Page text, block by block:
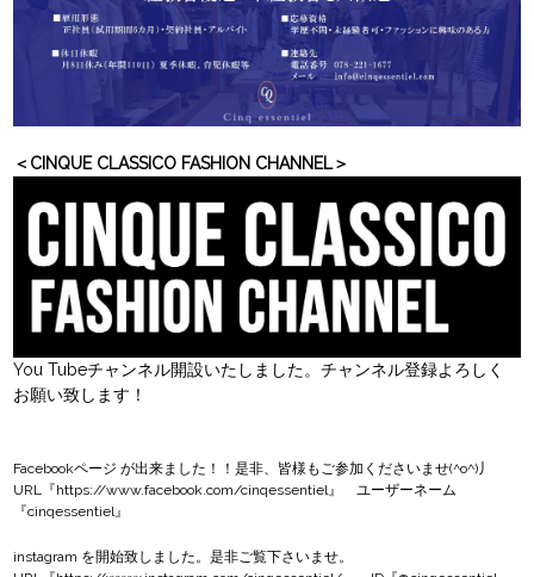
＜CINQUE CLASSICO FASHION CHANNEL＞
You Tubeチャンネル開設いたしました。チャンネル登録よろしく
お願い致します！
Facebookページ が出来ました！！是非、皆様もご参加くださいませ(^o^)丿
URL『https://www.facebook.com/cinqessentiel』 ユーザーネーム
『cinqessentiel』
instagram を開始致しました。是非ご覧下さいませ。